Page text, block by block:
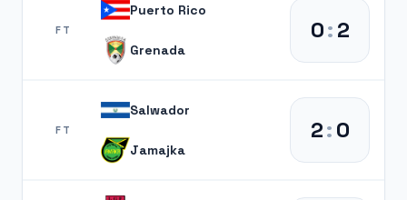
FT
Puerto Rico
Grenada
0:2
FT
Salwador
Jamajka
2:0